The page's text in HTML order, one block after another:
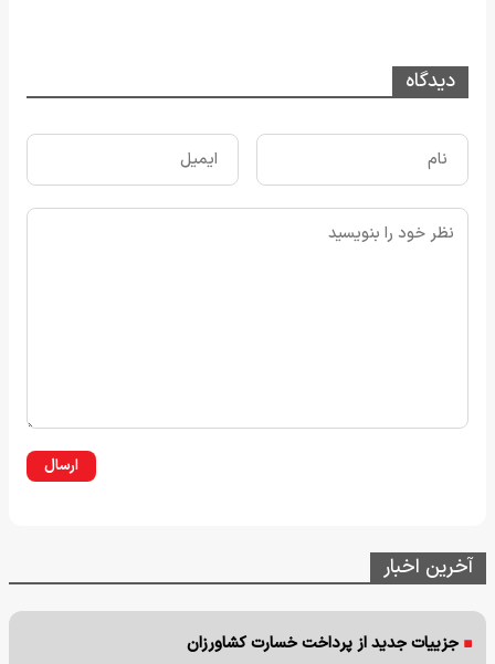
دیدگاه
ارسال
آخرین اخبار
جزییات جدید از پرداخت خسارت کشاورزان